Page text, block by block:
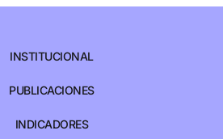
INSTITUCIONAL
PUBLICACIONES
INDICADORES